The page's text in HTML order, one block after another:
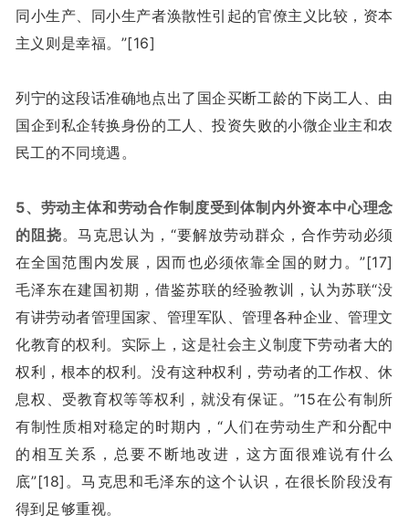
同小生产、同小生产者涣散性引起的官僚主义比较，资本
主义则是幸福。”[16]
列宁的这段话准确地点出了国企买断工龄的下岗工人、由
国企到私企转换身份的工人、投资失败的小微企业主和农
民工的不同境遇。
5、劳动主体和劳动合作制度受到体制内外资本中心理念
的阻挠。马克思认为，“要解放劳动群众，合作劳动必须
在全国范围内发展，因而也必须依靠全国的财力。”[17]
毛泽东在建国初期，借鉴苏联的经验教训，认为苏联“没
有讲劳动者管理国家、管理军队、管理各种企业、管理文
化教育的权利。实际上，这是社会主义制度下劳动者大的
权利，根本的权利。没有这种权利，劳动者的工作权、休
息权、受教育权等等权利，就没有保证。”15在公有制所
有制性质相对稳定的时期内，“人们在劳动生产和分配中
的相互关系，总要不断地改进，这方面很难说有什么
底”[18]。马克思和毛泽东的这个认识，在很长阶段没有
得到足够重视。